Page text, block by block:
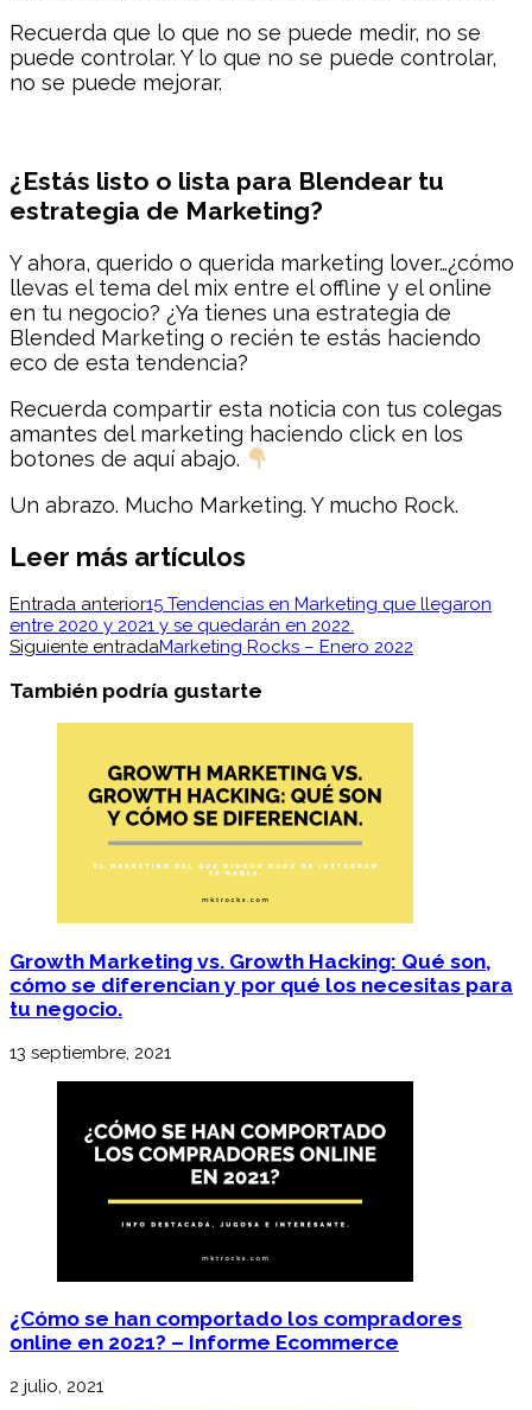
Recuerda que lo que no se puede medir, no se
puede controlar. Y lo que no se puede controlar,
no se puede mejorar.
¿Estás listo o lista para Blendear tu
estrategia de Marketing?
Y ahora, querido o querida marketing lover…¿cómo
llevas el tema del mix entre el offline y el online
en tu negocio? ¿Ya tienes una estrategia de
Blended Marketing o recién te estás haciendo
eco de esta tendencia?
Recuerda compartir esta noticia con tus colegas
amantes del marketing haciendo click en los
botones de aquí abajo.
Un abrazo. Mucho Marketing. Y mucho Rock.
Leer más artículos
Entrada anterior15 Tendencias en Marketing que llegaron
entre 2020 y 2021 y se quedarán en 2022.
Siguiente entradaMarketing Rocks – Enero 2022
También podría gustarte
Growth Marketing vs. Growth Hacking: Qué son,
cómo se diferencian y por qué los necesitas para
tu negocio.
13 septiembre, 2021
¿Cómo se han comportado los compradores
online en 2021? – Informe Ecommerce
2 julio, 2021